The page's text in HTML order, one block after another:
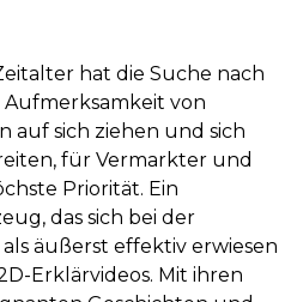
hat die Suche nach
von
auf sich ziehen und sich
für Vermarkter und
Priorität. Ein
das sich bei der
äußerst effektiv erwiesen
Erklärvideos. Mit ihren